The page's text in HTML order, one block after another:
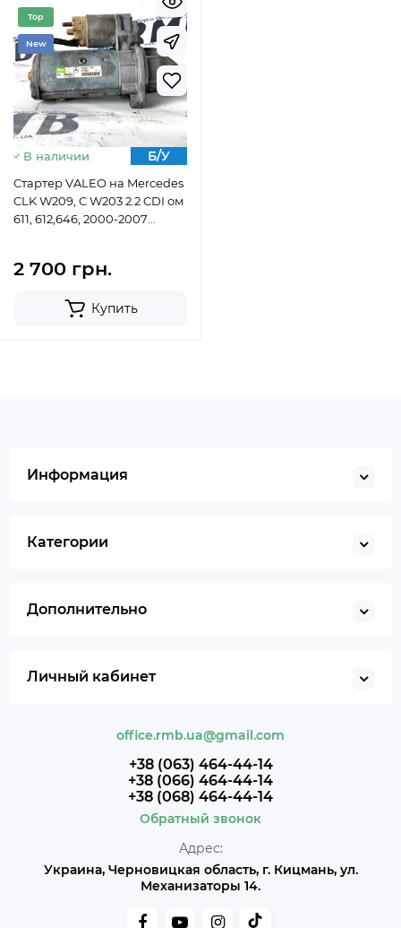
Top
New
В наличии Б/У
Стартер VALEO на Mercedes
CLK W209, C W203 2.2 CDI ом
611, 612,646, 2000-2007
2 700 грн.
Купить
Информация
Категории
Дополнительно
Личный кабинет
office.rmb.ua@gmail.com
+38 (063) 464-44-14
+38 (066) 464-44-14
+38 (068) 464-44-14
Обратный звонок
Адрес:
Украина, Черновицкая область, г. Кицмань, ул.
Механизаторы 14.